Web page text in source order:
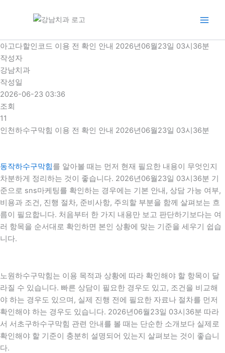
로
건
너
뛰
기
아고다할인코드 이용 전 확인 안내 2026년06월23일 03시36분
작성자
강남치과
작성일
2026-06-23 03:36
조회
11
인천하수구막힘 이용 전 확인 안내 2026년06월23일 03시36분
동작하수구막힘를 알아볼 때는 먼저 현재 필요한 내용이 무엇인지
차분하게 정리하는 것이 좋습니다. 2026년06월23일 03시36분 기
준으로 sns마케팅를 확인하는 경우에는 기본 안내, 상담 가능 여부,
비용과 조건, 진행 절차, 준비사항, 주의할 부분을 함께 살펴보는 흐
름이 필요합니다. 처음부터 한 가지 내용만 보고 판단하기보다는 여
러 항목을 순서대로 확인하면 본인 상황에 맞는 기준을 세우기 쉽습
니다.
노원하수구막힘는 이용 목적과 상황에 따라 확인해야 할 항목이 달
라질 수 있습니다. 빠른 상담이 필요한 경우도 있고, 조건을 비교해
야 하는 경우도 있으며, 실제 진행 전에 필요한 자료나 절차를 먼저
확인해야 하는 경우도 있습니다. 2026년06월23일 03시36분 따라
서 서초구하수구막힘 관련 안내를 볼 때는 단순한 소개보다 실제로
확인해야 할 기준이 충분히 설명되어 있는지 살펴보는 것이 좋습니
다.